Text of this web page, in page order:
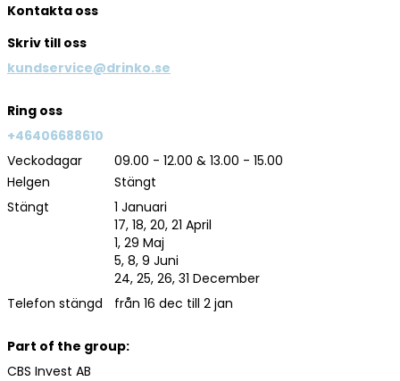
Kontakta oss
Skriv till oss
kundservice@drinko.se
Ring oss
+46406688610
Veckodagar
09.00 - 12.00 & 13.00 - 15.00
Helgen
Stängt
Stängt
Telefon stängd
1 Januari
17, 18, 20, 21 April
1, 29 Maj
5, 8, 9 Juni
24, 25, 26, 31 December
från 16 dec till 2 jan
Part of the group:
CBS Invest AB